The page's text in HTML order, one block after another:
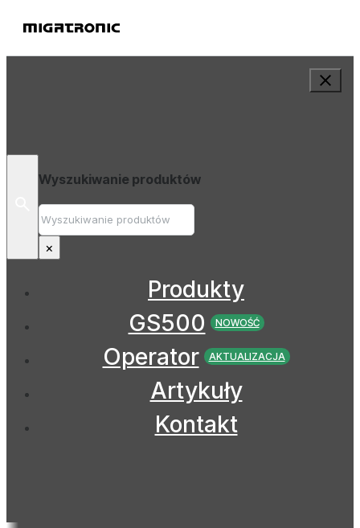
Wyszukiwanie produktów
Wyszukiwanie
×
Produkty
GS500
NOWOŚĆ
Operator AKTUALIZACJA
Artykuły
Kontakt